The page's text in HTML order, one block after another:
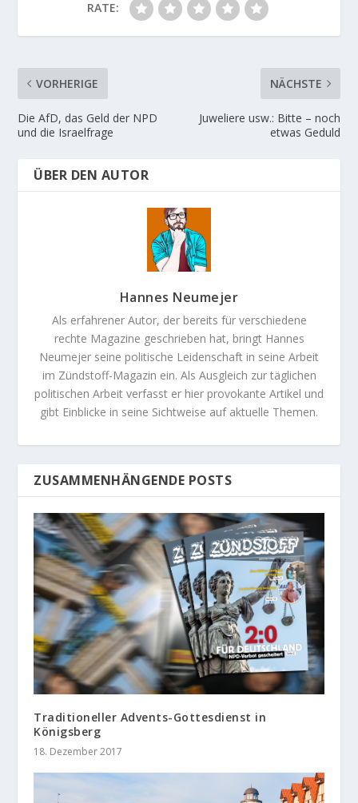
RATE:
VORHERIGE
Die AfD, das Geld der NPD
und die Israelfrage
NÄCHSTE
Juweliere usw.: Bitte – noch
etwas Geduld
ÜBER DEN AUTOR
Hannes Neumejer
Als erfahrener Autor, der bereits für verschiedene
rechte Magazine geschrieben hat, bringt Hannes
Neumejer seine politische Leidenschaft in seine Arbeit
im Zündstoff-Magazin ein. Als Ausgleich zur täglichen
politischen Arbeit verfasst er hier provokante Artikel und
gibt Einblicke in seine Sichtweise auf aktuelle Themen.
ZUSAMMENHÄNGENDE POSTS
Traditioneller Advents-Gottesdienst in
Königsberg
18. Dezember 2017